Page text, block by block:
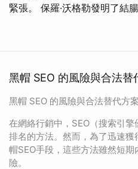
緊張。 保羅·沃格勒發明了結
黑帽 SEO 的風險與合法替
黑帽 SEO 的風險與合法替代方
在網絡行銷中，SEO（搜索引
排名的方法。然而，為了迅速
帽SEO手段，這些方法雖然短
險。